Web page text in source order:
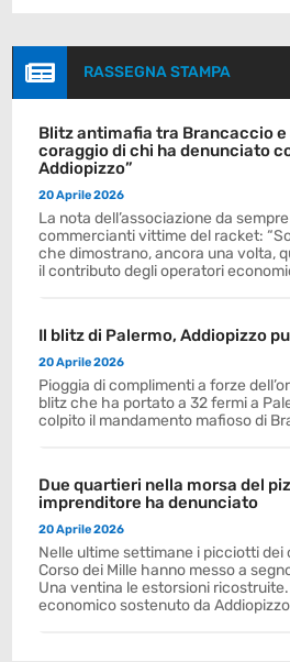
 RASSEGNA STAMPA
Blitz antimafia tra Brancaccio e
coraggio di chi ha denunciato
Addiopizzo”
20 Aprile 2026
La nota dell’associazione da
commercianti vittime del racket:
che dimostrano, ancora una volta,
il contributo degli operatori
Il blitz di Palermo, Addiopizzo
20 Aprile 2026
Pioggia di complimenti a forze
blitz che ha portato a 32 fermi a
colpito il mandamento mafioso di
Due quartieri nella morsa del
imprenditore ha denunciato
20 Aprile 2026
Nelle ultime settimane i picciotti dei
Corso dei Mille hanno messo a
Una ventina le estorsioni
economico sostenuto da Addiopizzo